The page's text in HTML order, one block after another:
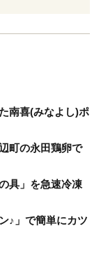
南喜(みなよし)ポ
町の永田鶏卵で
具」を急速冷凍
♪」で簡単にカツ